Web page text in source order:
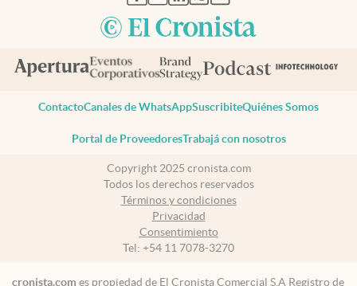
ContactoCanales de WhatsAppSuscribiteQuiénes Somos
Portal de ProveedoresTrabajá con nosotros
Copyright 2025 cronista.com
Todos los derechos reservados
Términos y condiciones
Privacidad
Consentimiento
Tel: +54 11 7078-3270
cronista.com es propiedad de El Cronista Comercial S.A Registro de